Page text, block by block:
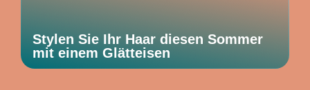
Stylen Sie Ihr Haar diesen Sommer
mit einem Glätteisen